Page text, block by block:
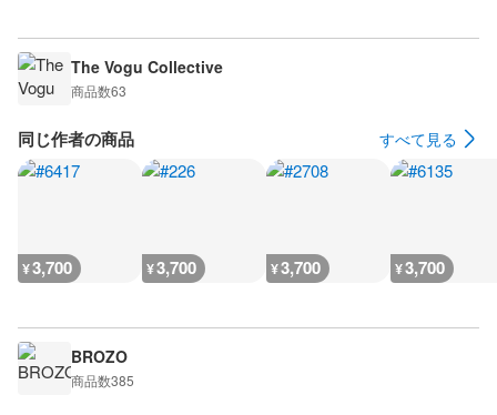
The Vogu Collective
商品数63
同じ作者の商品 すべて見る
¥3,700 ¥3,700 ¥3,700 ¥3,700
BROZO
商品数385